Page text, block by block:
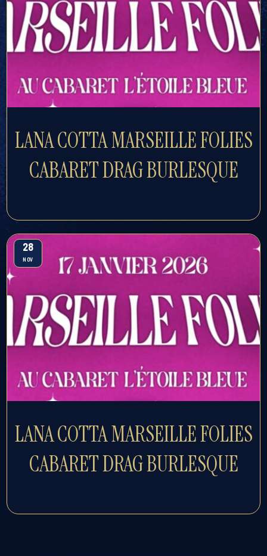
LANA COTTA MARSEILLE FOLIES
CABARET DRAG BURLESQUE
LANA COTTA MARSEILLE FOLIES
CABARET DRAG BURLESQUE